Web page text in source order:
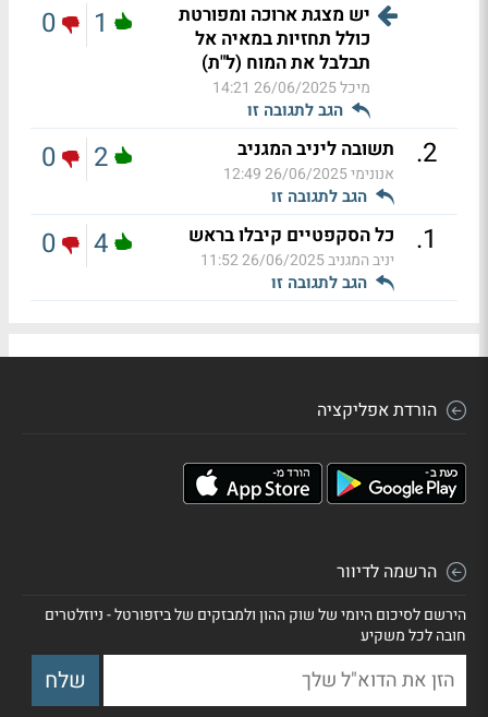
יש מצגת ארוכה ומפורטת
כולל תחזיות במאיה אל
תבלבל את המוח (ל"ת)
מיכל26/06/2025 14:21
הגב לתגובה זו
1
0
2
. תשובה ליניב המגניב
אנונימי26/06/2025 12:49
הגב לתגובה זו
2
0
1
. כל הסקפטיים קיבלו בראש
יניב המגניב26/06/2025 11:52
הגב לתגובה זו
4
0
הורדת אפליקציה
הרשמה לדיוור
הירשם לסיכום היומי של שוק ההון ולמבזקים של ביזפורטל - ניוזלטרים
חובה לכל משקיע